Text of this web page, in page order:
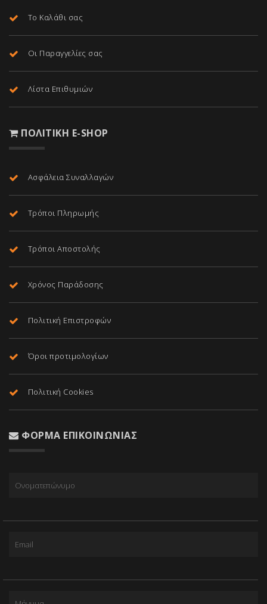
Το Καλάθι σας
Οι Παραγγελίες σας
Λίστα Επιθυμιών
ΠΟΛΙΤΙΚΉ E-SHOP
Ασφάλεια Συναλλαγών
Τρόποι Πληρωμής
Τρόποι Αποστολής
Χρόνος Παράδοσης
Πολιτική Επιστροφών
Όροι προτιμολογίων
Πολιτική Cookies
ΦΌΡΜΑ ΕΠΙΚΟΙΝΩΝΊΑΣ